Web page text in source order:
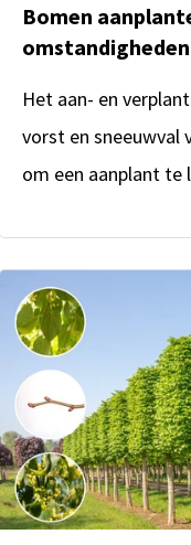
Bomen
omstandigheden
Het aan- en
vorst en sneeuwval
om een aanplant te